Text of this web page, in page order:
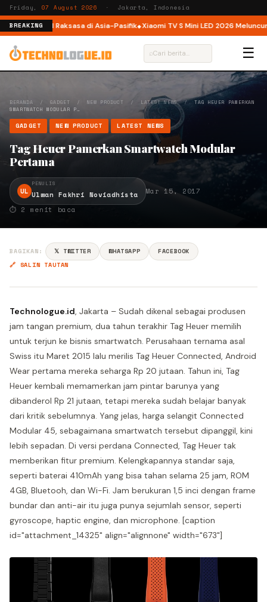
Friday, 07 August 2026 · Jakarta, Indonesia
BREAKINGAI Raksasa di Asia-Pasifik Xiaomi TV S Mini LED 2026 Meluncur
⌕ ☰
BERANDA / GADGET / NEW PRODUCT / LATEST NEWS/TAG HEUER PAMERKAN
SMARTWATCH MODULAR P…
GADGET NEW PRODUCT LATEST NEWS
Tag Heuer Pamerkan Smartwatch Modular
Pertama
UL
PENULIS
Ulwan Fakhri Noviadhista
Mar 15, 2017
⏱ 2 menit baca
BAGIKAN: 𝕏 TWITTER WHATSAPP
FACEBOOK
🔗 SALIN TAUTAN
Technologue.id, Jakarta – Sudah dikenal sebagai produsen
jam tangan premium, dua tahun terakhir Tag Heuer memilih
untuk terjun ke bisnis smartwatch. Perusahaan ternama asal
Swiss itu Maret 2015 lalu merilis Tag Heuer Connected, Android
Wear pertama mereka seharga Rp 20 jutaan. Tahun ini, Tag
Heuer kembali memamerkan jam pintar barunya yang
dibanderol Rp 21 jutaan, tetapi mereka sudah belajar banyak
dari kritik sebelumnya. Yang jelas, harga selangit Connected
Modular 45, sebagaimana smartwatch tersebut dipanggil, kini
lebih sepadan. Di versi perdana Connected, Tag Heuer tak
memberikan fitur premium. Kelengkapannya standar saja,
seperti baterai 410mAh yang bisa tahan selama 25 jam, ROM
4GB, Bluetooh, dan Wi-Fi. Jam berukuran 1,5 inci dengan frame
bundar dan anti-air itu juga punya sejumlah sensor, seperti
gyroscope, haptic engine, dan microphone. [caption
id="attachment_14325" align="alignnone" width="673"]